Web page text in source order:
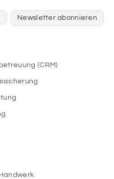
Newsletter abonnieren
(CRM)
Handwerk